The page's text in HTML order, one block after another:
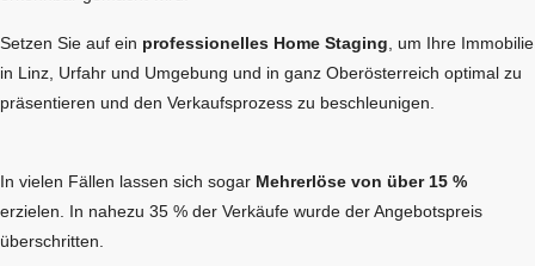
Setzen Sie auf ein professionelles Home Staging , um Ihre Immobilie
in Linz, Urfahr und Umgebung und in ganz Oberösterreich optimal zu
präsentieren und den Verkaufsprozess zu beschleunigen.
In vielen Fällen lassen sich sogar Mehrerlöse von über 15 %
erzielen. In nahezu 35 % der Verkäufe wurde der Angebotspreis
überschritten.